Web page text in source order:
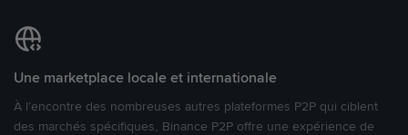
Une marketplace locale et internationale
À l’encontre des nombreuses autres plateformes P2P qui ciblent
des marchés spécifiques, Binance P2P offre une expérience de